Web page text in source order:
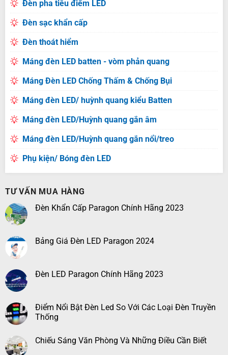
Đèn pha tiêu điểm LED
Đèn sạc khẩn cấp
Đèn thoát hiểm
Máng đèn LED batten - vòm phản quang
Máng Đèn LED Chống Thấm & Chống Bụi
Máng đèn LED/ huỳnh quang kiểu Batten
Máng đèn LED/Huỳnh quang gắn âm
Máng đèn LED/Huỳnh quang gắn nổi/treo
Phụ kiện/ Bóng đèn LED
TƯ VẤN MUA HÀNG
Đèn Khẩn Cấp Paragon Chính Hãng 2023
Bảng Giá Đèn LED Paragon 2024
Đèn LED Paragon Chính Hãng 2023
Điểm Nổi Bật Đèn Led So Với Các Loại Đèn Truyền
Thống
Chiếu Sáng Văn Phòng Và Những Điều Cần Biết